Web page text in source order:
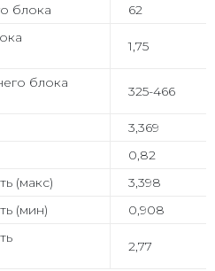
блока
62
1,75
блока
325-466
3,369
0,82
(макс)
3,398
(мин)
0,908
2,77